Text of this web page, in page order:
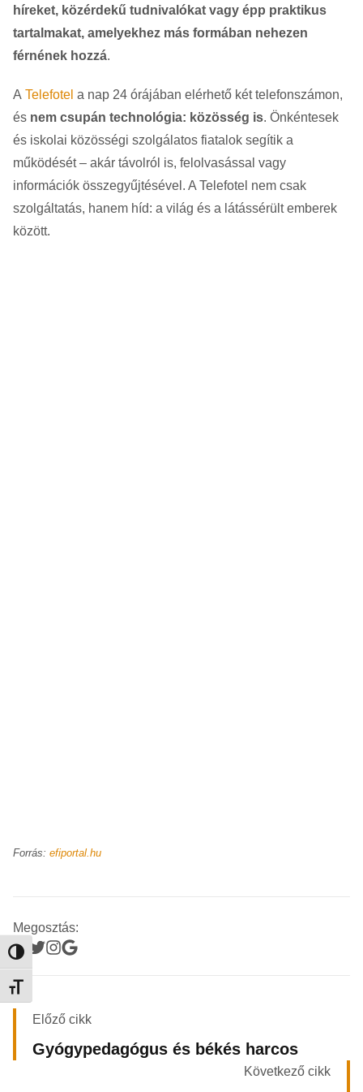
Nagy kontraszt váltása
Betűméret váltása
híreket, közérdekű tudnivalókat vagy épp praktikus
tartalmakat, amelyekhez más formában nehezen
férnének hozzá.
A Telefotel a nap 24 órájában elérhető két telefonszámon,
és nem csupán technológia: közösség is. Önkéntesek
és iskolai közösségi szolgálatos fiatalok segítik a
működését – akár távolról is, felolvasással vagy
információk összegyűjtésével. A Telefotel nem csak
szolgáltatás, hanem híd: a világ és a látássérült emberek
között.
Forrás: efiportal.hu
Megosztás:
Előző cikk
Gyógypedagógus és békés harcos
Következő cikk